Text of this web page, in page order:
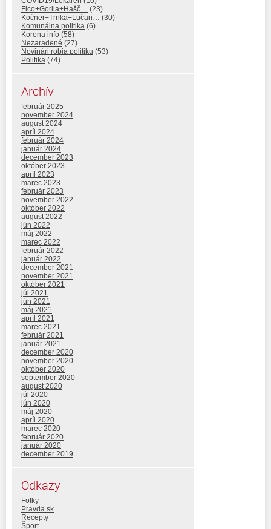
Fico+Gorila+Hašč… (23)
Kočner+Trnka+Lučan… (30)
Komunálna politika (6)
Korona info (58)
Nezaradené (27)
Novinári robia politiku (53)
Politika (74)
Archív
február 2025
november 2024
august 2024
apríl 2024
február 2024
január 2024
december 2023
október 2023
apríl 2023
marec 2023
február 2023
november 2022
október 2022
august 2022
jún 2022
máj 2022
marec 2022
február 2022
január 2022
december 2021
november 2021
október 2021
júl 2021
jún 2021
máj 2021
apríl 2021
marec 2021
február 2021
január 2021
december 2020
november 2020
október 2020
september 2020
august 2020
júl 2020
jún 2020
máj 2020
apríl 2020
marec 2020
február 2020
január 2020
december 2019
Odkazy
Fotky
Pravda.sk
Recepty
Šport